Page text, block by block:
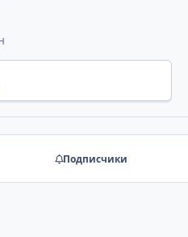
Подписчики